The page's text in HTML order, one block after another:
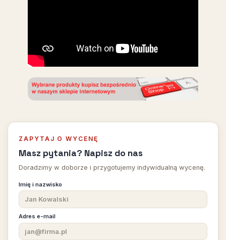
ZAPYTAJ O WYCENĘ
Masz pytania? Napisz do nas
Doradzimy w doborze i przygotujemy indywidualną wycenę.
Imię i nazwisko
Adres e-mail